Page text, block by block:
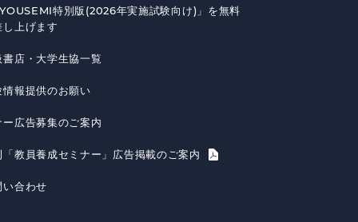
特別版(2026年実施試験向け)」を無料
し上げます
書店・大学生協一覧
情報提供のお願い
ー広告募集のご案内
「教員養成セミナー」広告掲載のご案内
い合わせ